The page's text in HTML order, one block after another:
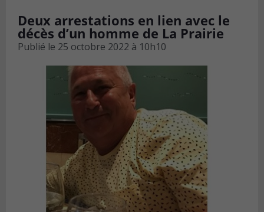
Deux arrestations en lien avec le
décès d’un homme de La Prairie
Publié le 25 octobre 2022 à 10h10